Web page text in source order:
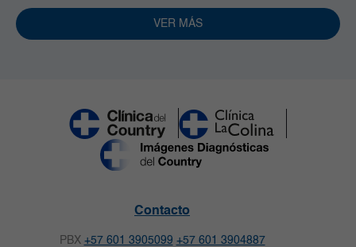
VER MÁS
Contacto
PBX +57 601 3905099 +57 601 3904887